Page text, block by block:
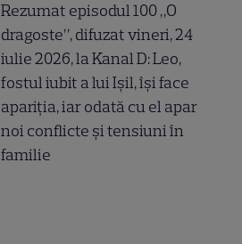
Rezumat episodul 100 „O
dragoste”, difuzat vineri, 24
iulie 2026, la Kanal D: Leo,
fostul iubit a lui Ișil, își face
apariția, iar odată cu el apar
noi conflicte și tensiuni în
familie